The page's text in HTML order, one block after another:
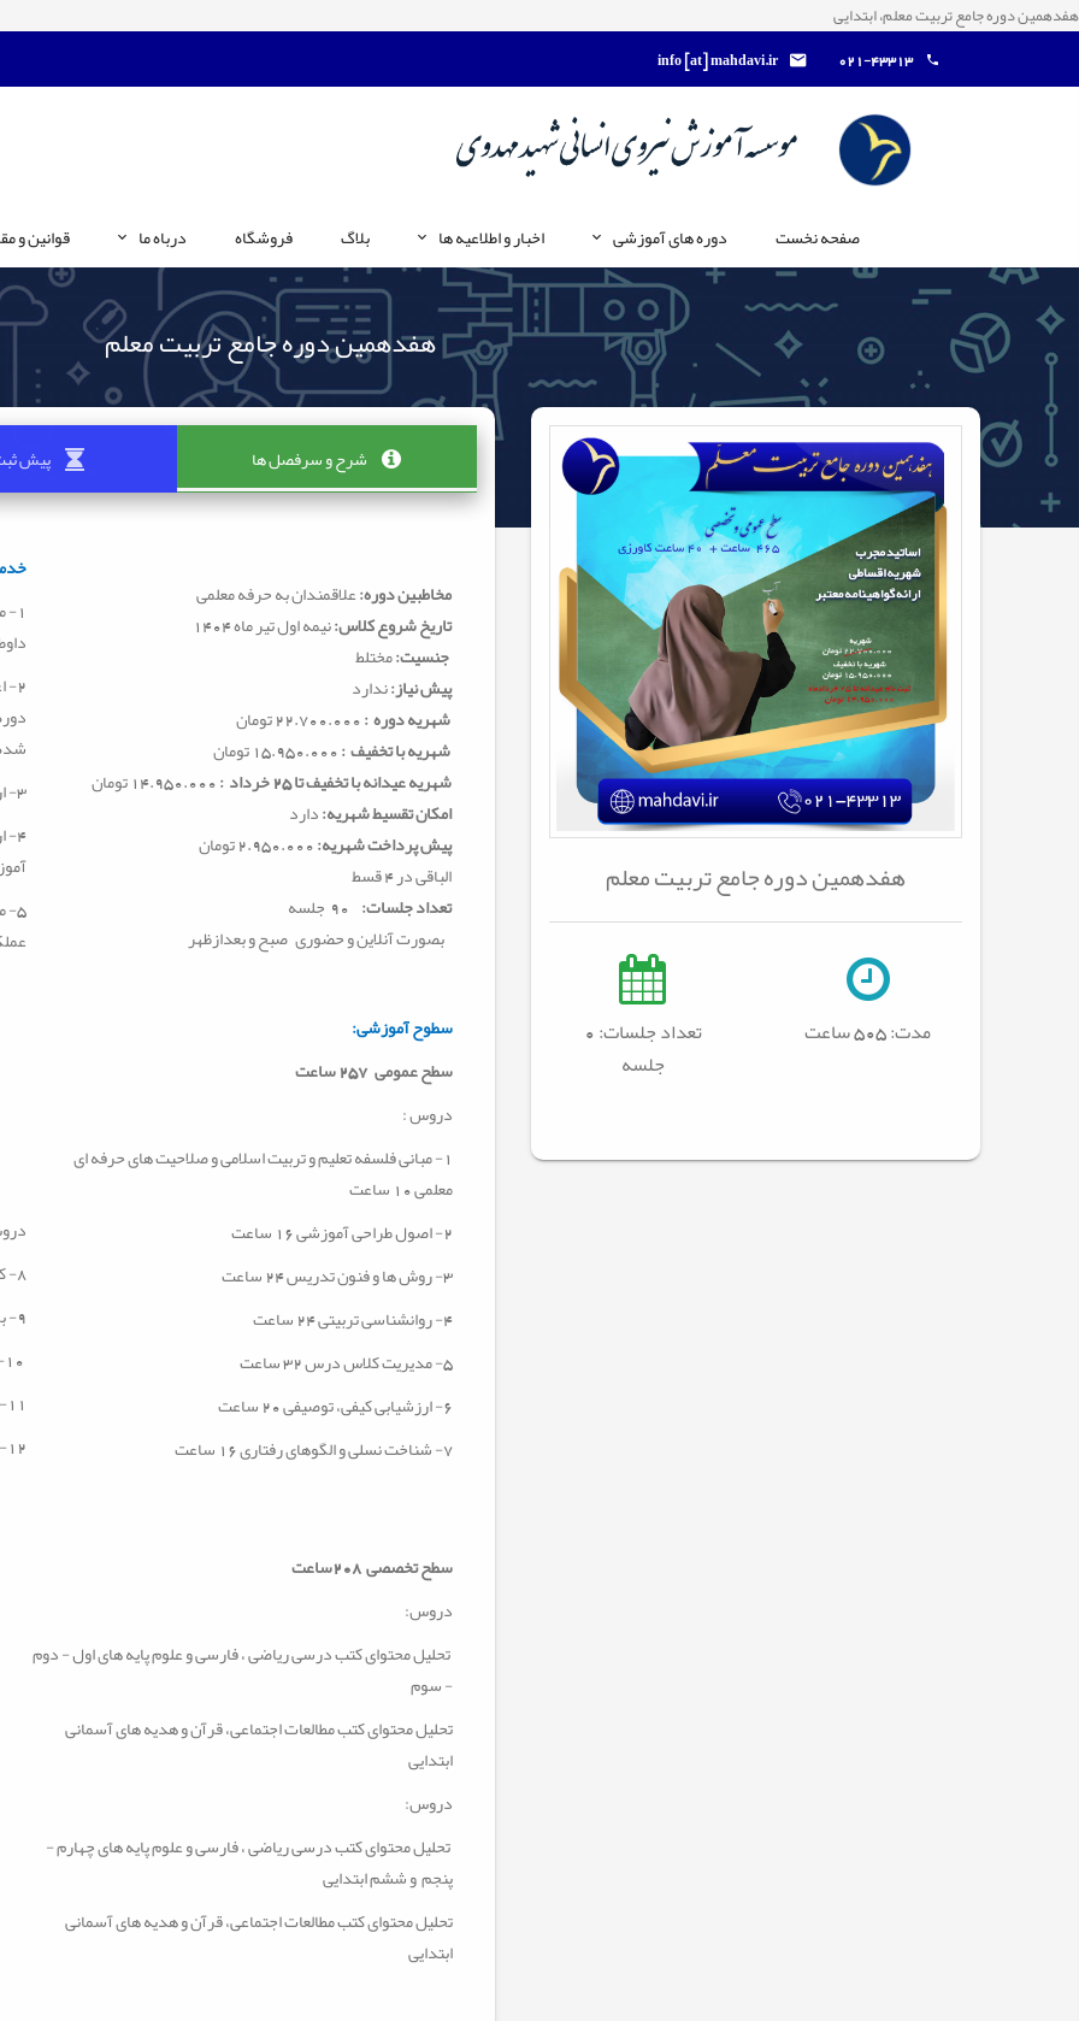
هفدهمین دوره جامع تربیت معلم، ابتدایی
021-43313
info [at] mahdavi.ir
صفحه نخست دوره های آموزشی اخبار و اطلاعیه ها بلاگ فروشگاه درباه ما قوانین و
هفدهمین دوره جامع تربیت معلم
هفدهمین دوره جامع تربیت معلم
مدت:505 ساعت
تعداد جلسات: 0
جلسه
شرح و سرفصل ها پیش
مخاطبین دوره:علاقمندان به حرفه معلمی
تاریخ شروع کلاس:نیمه اول تیر ماه 1404
جنسیت:مختلط
پیش نیاز:ندارد
شهریه دوره :
شهریه با تخفیف :
شهریه عیدانه با تخفیف تا 25 خرداد :
امکان تقسیط شهریه:دارد
پیش پرداخت شهریه:
الباقی در 4 قسط
تعداد جلسات: 90 جلسه
بصورت آنلاین و حضوری صبح و بعدازظهر
1
-
2
-
3
-
4
-
5
-
سطوح آموزشی:
سطح عمومی 257 ساعت
دروس :
1- مبانی فلسفه تعلیم و تربیت اسلامی و صلاحیت های حرفه ای
معلمی
2
-اصول طراحی آموزشی
3- روش ها و فنون تدریس 24 ساعت
4- روانشناسی تربیتی
5- مدیریت کلاس درس
6
-ارزشیابی کیفی، توصیفی 20 ساعت
7- شناخت نسلی و الگوهای رفتاری 16 ساعت
سطح تخصصی208ساعت
دروس:
تحلیل محتوای کتب درسی ریاضی ، فارسی و علومپایه های اول - دوم
- سوم
تحلیل محتوای کتب مطالعات اجتماعی،قرآن و هدیه های آسمانی
ابتدایی
دروس:
تحلیل محتوای کتب درسی ریاضی ، فارسی و علومپایه هایچهارم -
پنجمو ششم ابتدایی
تحلیل محتوای کتب مطالعات اجتماعی،قرآن و هدیه های آسمانی
ابتدایی
8
-
9
-
10- اختلالات یادگیری و روش های اصلاح آن 16 ساعت
11- درس پژوهی (آفلاین) 18 ساعت
12-